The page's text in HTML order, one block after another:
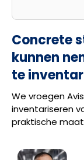
Concrete
kunnen
te
We vroegen
inventariseren
praktische